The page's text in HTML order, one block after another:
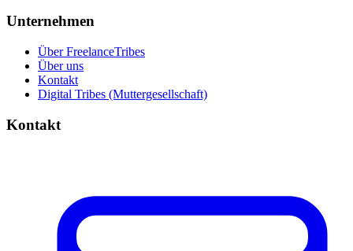
Unternehmen
Über FreelanceTribes
Über uns
Kontakt
Digital Tribes (Muttergesellschaft)
Kontakt